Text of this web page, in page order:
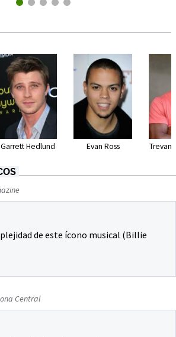
Garrett Hedlund Evan Ross
de este ícono musical (Billie
Central